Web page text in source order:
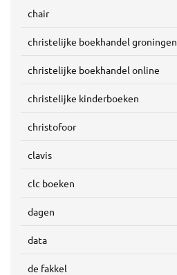
chair
christelijke boekhandel groningen
christelijke boekhandel online
christelijke kinderboeken
christofoor
clavis
clc boeken
dagen
data
de fakkel